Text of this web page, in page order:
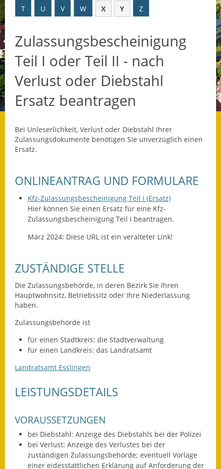
Datenschutz
Datenschutz im
Steueramt
Gegenwart
Was die Alten noch
wussten!
Informationsbroschüre
Lärmaktionsplan
Leichte Sprache
Mitteilungsblatt
Nachhaltigkeitsbericht
Schadensmeldung
Landesstraße
Umleitungsplan
Ausweichfahrplan
T
U V W X Y Z
Zulassungsbescheinigung
Teil I oder Teil II - nach
Verlust oder Diebstahl
Ersatz beantragen
Bei Unleserlichkeit, Verlust oder Diebstahl Ihrer
Zulassungsdokumente benötigen Sie unverzüglich einen
Ersatz.
ONLINEANTRAG UND FORMULARE
Kfz-Zulassungsbescheinigung Teil I (Ersatz)
Hier können Sie einen Ersatz für eine Kfz-
Zulassungsbescheinigung Teil I beantragen.
März 2024: Diese URL ist ein veralteter Link!
ZUSTÄNDIGE STELLE
Die Zulassungsbehörde, in deren Bezirk Sie Ihren
Hauptwohnsitz, Betriebssitz oder Ihre Niederlassung
haben.
Zulassungsbehörde ist
für einen Stadtkreis: die Stadtverwaltung
für einen Landkreis: das Landratsamt
Landratsamt Esslingen
LEISTUNGSDETAILS
VORAUSSETZUNGEN
bei Diebstahl: Anzeige des Diebstahls bei der Polizei
bei Verlust: Anzeige des Verlustes bei der
zuständigen Zulassungsbehörde; eventuell Vorlage
einer eidesstattlichen Erklärung auf Anforderung der